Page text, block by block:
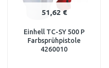
51,62 €
Einhell TC-SY 500 P
Farbsprühpistole
4260010